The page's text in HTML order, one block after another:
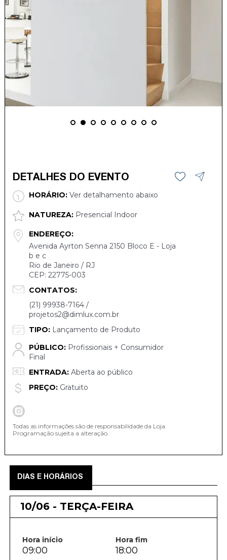
DETALHES DO EVENTO
HORÁRIO:Ver detalhamento abaixo
NATUREZA:Presencial Indoor
ENDEREÇO:
Avenida Ayrton Senna 2150 Bloco E - Loja
b e c
Rio de Janeiro / RJ
CEP: 22775-003
CONTATOS:
(21) 99938-7164 /
projetos2@dimlux.com.br
TIPO:Lançamento de Produto
PÚBLICO:Profissionais + Consumidor
Final
ENTRADA:Aberta ao público
PREÇO:Gratuito
Todas as informações são de responsabilidade da Loja.
Programação sujeita a alteração.
DIAS E HORÁRIOS
10/06 - TERÇA-FEIRA
Hora início Hora fim
09:00 18:00